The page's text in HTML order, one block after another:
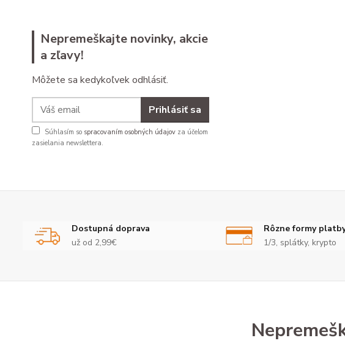
Nepremeškajte novinky, akcie
a zľavy!
Môžete sa kedykoľvek odhlásiť.
Prihlásiť sa
Súhlasím so spracovaním osobných údajov za účelom
zasielania newslettera.
Dostupná doprava
už od 2,99€
Rôzne formy
1/3, splátky, krypto